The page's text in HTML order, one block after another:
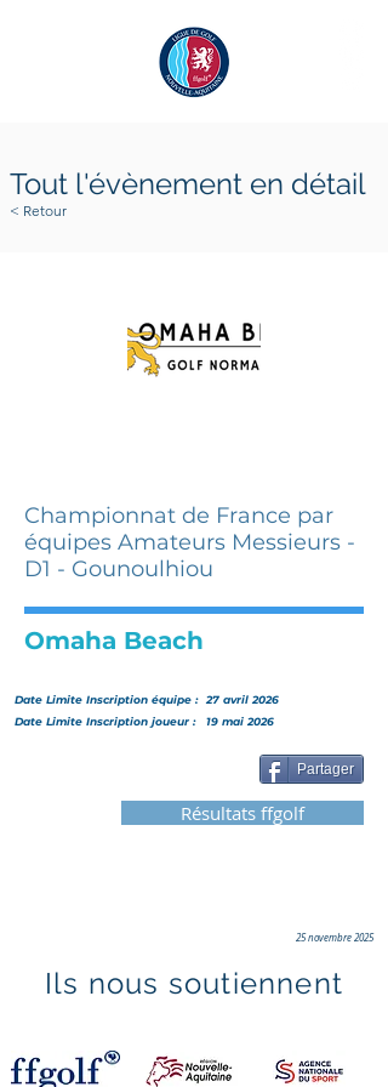
Championnat de France par
équipes Amateurs Messieurs -
D1 - Gounoulhiou
Omaha Beach
Date Limite Inscription équipe : 27 avril 2026
Date Limite Inscription joueur :
19 mai 2026
Partager
Résultats ffgolf
25 novembre 2025
Tout l'évènement en détail
< Retour
Ils nous soutiennent